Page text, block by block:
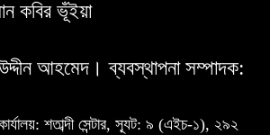
কবির ভূঁইয়া
আহমেদ। ব্যবস্থাপনা সম্পাদক:
শতাব্দী সেন্টার, স্যূট: ৯ (এইচ-১), ২৯২